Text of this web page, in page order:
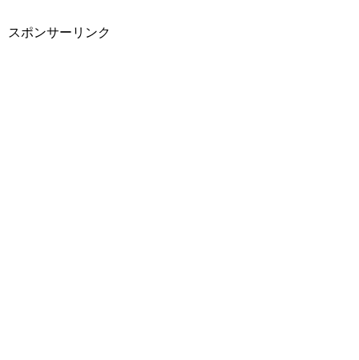
スポンサーリンク